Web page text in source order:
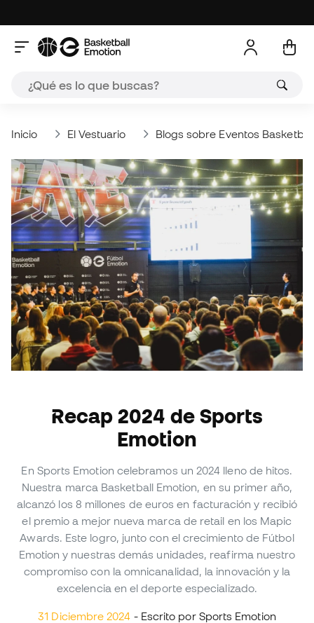
Inicio El Vestuario Blogs sobre Eventos Basketball
Recap 2024 de Sports
Emotion
En Sports Emotion celebramos un 2024 lleno de hitos.
Nuestra marca Basketball Emotion, en su primer año,
alcanzó los 8 millones de euros en facturación y recibió
el premio a mejor nueva marca de retail en los Mapic
Awards. Este logro, junto con el crecimiento de Fútbol
Emotion y nuestras demás unidades, reafirma nuestro
compromiso con la omnicanalidad, la innovación y la
excelencia en el deporte especializado.
31 Diciembre 2024 - Escrito por Sports Emotion